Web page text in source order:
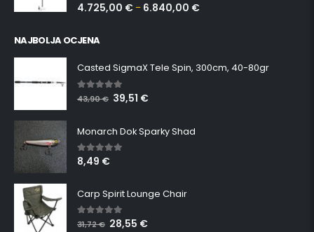
4.725,00 € – 6.840,00 €
NAJBOLJA OCJENA
Casted SigmaX Tele Spin, 300cm, 40-80gr
5.00 out of 5
43,90€ 39,51 €
Monarch Dok Sparky Shad
5.00 out of 5
8,49 €
Carp Spirit Lounge Chair
5.00 out of 5
31,72€ 28,55 €